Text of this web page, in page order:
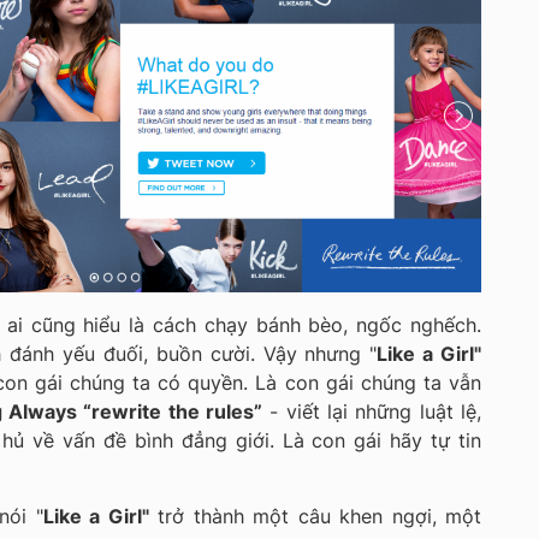
ai cũng hiểu là cách chạy bánh bèo, ngốc nghếch.
đánh yếu đuối, buồn cười. Vậy nhưng "Like a Girl"
gái chúng ta có quyền. Là con gái chúng ta vẫn
“rewrite the rules” - viết lại những luật lệ,
về vấn đề bình đẳng giới. Là con gái hãy tự tin
"Like a Girl"trở thành một câu khen ngợi, một